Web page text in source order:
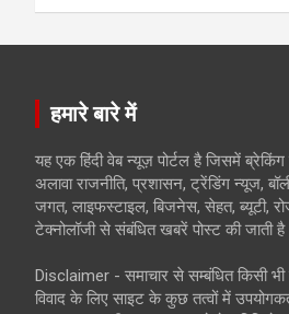
हमारे बारे में
यह एक हिंदी वेब न्यूज़ पोर्टल है जिसमें
अलावा राजनीति, प्रशासन, ट्रेंडिंग न्यूज,
जगत, लाइफस्टाइल, बिजनेस, सेहत, ब्यूटी,
टेक्नोलॉजी से संबंधित खबरें पोस्ट की जाती
Disclaimer - समाचार से सम्बंधित किसी
विवाद के लिए साइट के कुछ तत्वों में